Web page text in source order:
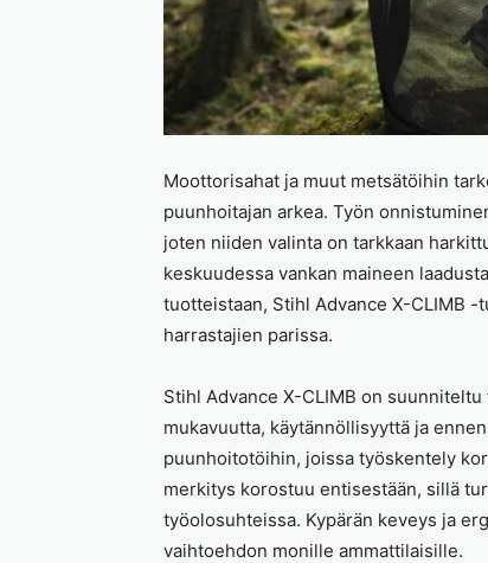
Moottorisahat ja muut metsätöihin
puunhoitajan arkea. Työn
joten niiden valinta on tarkkaan
keskuudessa vankan maineen
tuotteistaan, Stihl Advance X-CLIMB
harrastajien parissa.
Stihl Advance X-CLIMB on
mukavuutta, käytännöllisyyttä ja
puunhoitotöihin, joissa työskentely
merkitys korostuu entisestään, sillä
työolosuhteissa. Kypärän keveys ja
vaihtoehdon monille ammattilaisille.